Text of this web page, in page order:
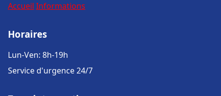
Accueil Informations
Horaires
Lun-Ven: 8h-19h
Service d'urgence 24/7